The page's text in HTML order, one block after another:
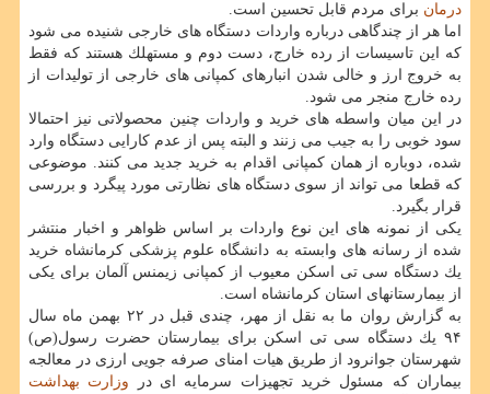
درمان برای مردم قابل تحسین است.
اما هر از چندگاهی درباره واردات دستگاه های خارجی شنیده می شود
كه این تاسیسات از رده خارج، دست دوم و مستهلك هستند كه فقط
به خروج ارز و خالی شدن انبارهای كمپانی های خارجی از تولیدات از
رده خارج منجر می شود.
در این میان واسطه های خرید و واردات چنین محصولاتی نیز احتمالا
سود خوبی را به جیب می زنند و البته پس از عدم كارایی دستگاه وارد
شده، دوباره از همان كمپانی اقدام به خرید جدید می كنند. موضوعی
كه قطعا می تواند از سوی دستگاه های نظارتی مورد پیگرد و بررسی
قرار بگیرد.
یكی از نمونه های این نوع واردات بر اساس ظواهر و اخبار منتشر
شده از رسانه های وابسته به دانشگاه علوم پزشكی كرمانشاه خرید
یك دستگاه سی تی اسكن معیوب از كمپانی زیمنس آلمان برای یكی
از بیمارستانهای استان كرمانشاه است.
به گزارش روان ما به نقل از مهر، چندی قبل در ۲۲ بهمن ماه سال
۹۴ یك دستگاه سی تی اسكن برای بیمارستان حضرت رسول(ص)
شهرستان جوانرود از طریق هیات امنای صرفه جویی ارزی در معالجه
بیماران كه مسئول خرید تجهیزات سرمایه ای در وزارت بهداشت